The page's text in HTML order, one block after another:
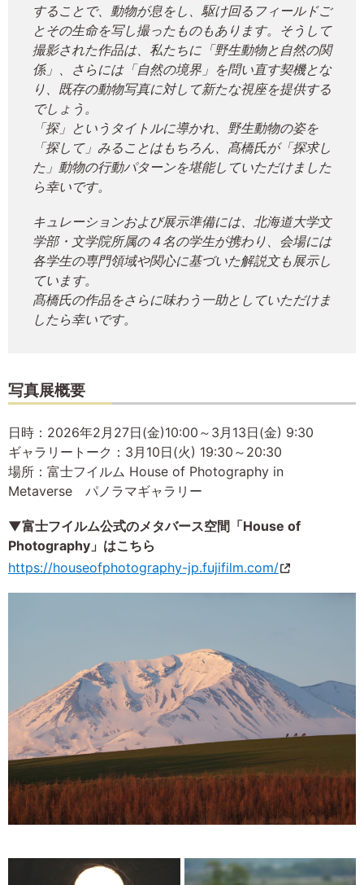
することで、動物が息をし、駆け回るフィールドご
とその生命を写し撮ったものもあります。そうして
撮影された作品は、私たちに「野生動物と自然の関
係」、さらには「自然の境界」を問い直す契機とな
り、既存の動物写真に対して新たな視座を提供する
でしょう。
「探」というタイトルに導かれ、野生動物の姿を
「探して」みることはもちろん、髙橋氏が「探求し
た」動物の行動パターンを堪能していただけました
ら幸いです。
キュレーションおよび展示準備には、北海道大学文
学部・文学院所属の４名の学生が携わり、会場には
各学生の専門領域や関心に基づいた解説文も展示し
ています。
髙橋氏の作品をさらに味わう一助としていただけま
したら幸いです。
写真展概要
日時：2026年2月27日(金)10:00～3月13日(金) 9:30
ギャラリートーク：3月10日(火) 19:30～20:30
場所：富士フイルム House of Photography in
Metaverse パノラマギャラリー
▼富士フイルム公式のメタバース空間「House of
Photography」はこちら
https://houseofphotography-jp.fujifilm.com/